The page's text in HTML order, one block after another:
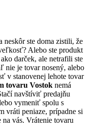
neskôr ste doma zistili, že
Alebo ste produkt
darček, ale netrafili ste
je tovar nosený, alebo
v stanovenej lehote tovar
tovaru Vostok nemá
navštíviť predajňu
vymeniť spolu s
vráti peniaze, prípadne si
vás. Vrátenie tovaru